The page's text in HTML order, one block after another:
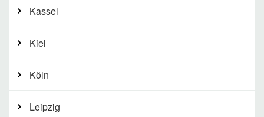
Kassel
Kiel
Köln
Leipzig